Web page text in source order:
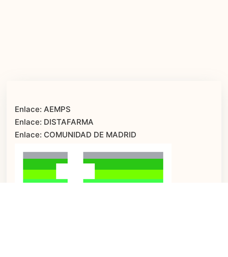
Enlace: AEMPS
Enlace: DISTAFARMA
Enlace: COMUNIDAD DE MADRID